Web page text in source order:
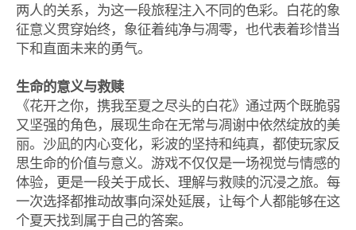
两人的关系，为这一段旅程注入不同的色彩。白花的象
征意义贯穿始终，象征着纯净与凋零，也代表着珍惜当
下和直面未来的勇气。
生命的意义与救赎
《花开之你，携我至夏之尽头的白花》通过两个既脆弱
又坚强的角色，展现生命在无常与凋谢中依然绽放的美
丽。沙凪的内心变化，彩波的坚持和纯真，都使玩家反
思生命的价值与意义。游戏不仅仅是一场视觉与情感的
体验，更是一段关于成长、理解与救赎的沉浸之旅。每
一次选择都推动故事向深处延展，让每个人都能够在这
个夏天找到属于自己的答案。